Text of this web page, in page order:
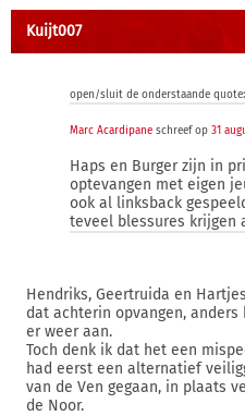
Kuijt007
open/sluit de onderstaande quote:
Marc Acardipane schreef op 31
Haps en Burger zijn in
optevangen met eigen
ook al linksback
teveel blessures krijgen
Hendriks, Geertruida en
dat achterin opvangen,
er weer aan.
Toch denk ik dat het een
had eerst een alternatief
van de Ven gegaan, in plaats
de Noor.